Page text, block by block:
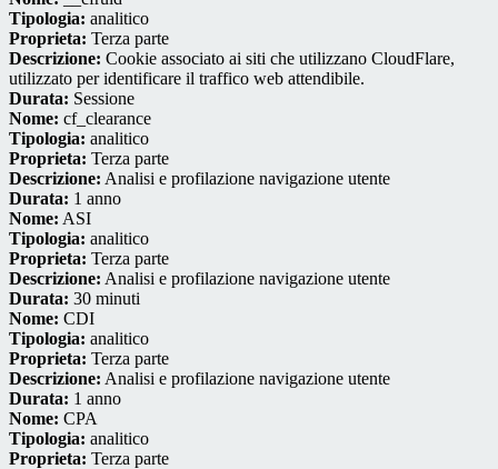
Tipologia: analitico
Proprieta: Terza parte
Descrizione: Cookie associato ai siti che utilizzano CloudFlare,
utilizzato per identificare il traffico web attendibile.
Durata: Sessione
Nome: cf_clearance
Tipologia: analitico
Proprieta: Terza parte
Descrizione: Analisi e profilazione navigazione utente
Durata: 1 anno
Nome: ASI
Tipologia: analitico
Proprieta: Terza parte
Descrizione: Analisi e profilazione navigazione utente
Durata: 30 minuti
Nome: CDI
Tipologia: analitico
Proprieta: Terza parte
Descrizione: Analisi e profilazione navigazione utente
Durata: 1 anno
Nome: CPA
Tipologia: analitico
Proprieta: Terza parte